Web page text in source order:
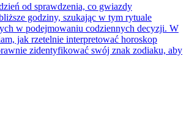
od sprawdzenia, co gwiazdy
godziny, szukając w tym rytuale
w podejmowaniu codziennych decyzji. W
jak rzetelnie interpretować horoskop
zidentyfikować swój znak zodiaku, aby